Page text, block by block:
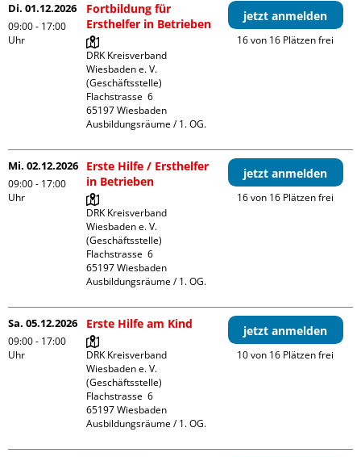
Di. 01.12.2026
09:00 - 17:00
Uhr
Fortbildung für
Ersthelfer in Betrieben
DRK Kreisverband
Wiesbaden e. V.
(Geschäftsstelle)
Flachstrasse  6
65197 Wiesbaden
Ausbildungsräume / 1. OG.
jetzt anmelden
16 von 16 Plätzen frei
Mi. 02.12.2026
09:00 - 17:00
Uhr
Erste Hilfe / Ersthelfer
in Betrieben
DRK Kreisverband
Wiesbaden e. V.
(Geschäftsstelle)
Flachstrasse  6
65197 Wiesbaden
Ausbildungsräume / 1. OG.
jetzt anmelden
16 von 16 Plätzen frei
Sa. 05.12.2026
09:00 - 17:00
Uhr
Erste Hilfe am Kind
DRK Kreisverband
Wiesbaden e. V.
(Geschäftsstelle)
Flachstrasse  6
65197 Wiesbaden
Ausbildungsräume / 1. OG.
jetzt anmelden
10 von 16 Plätzen frei